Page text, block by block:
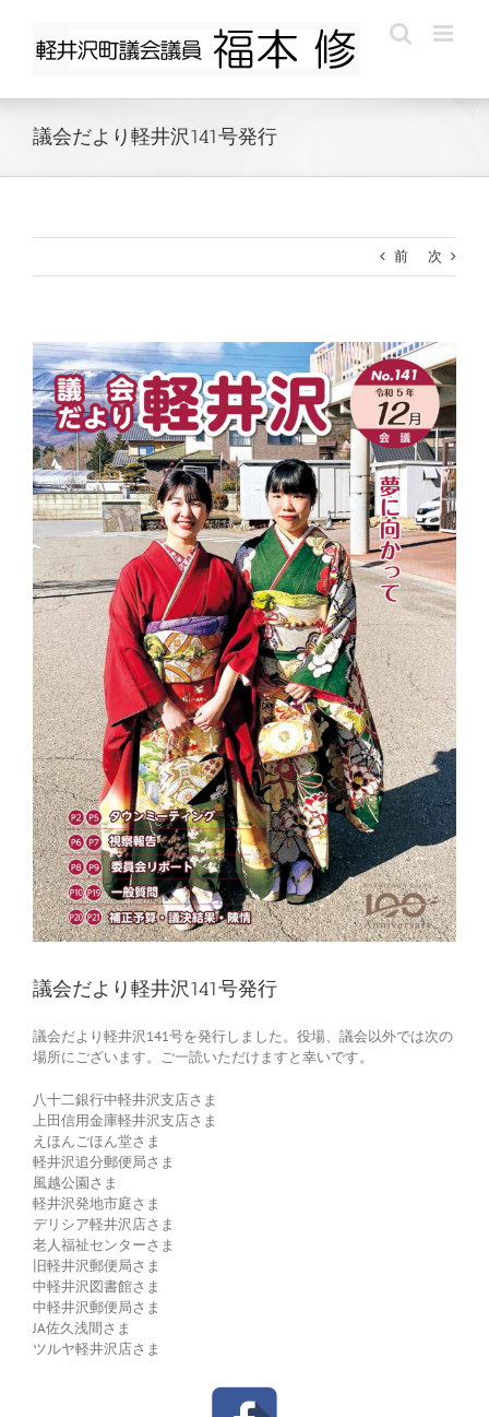
content
議会だより軽井沢141号発行
前 次
View
Larger
Image
議会だより軽井沢141号発行
議会だより軽井沢141号を発行しました。役場、議会以外では次の
場所にございます。ご一読いただけますと幸いです。
八十二銀行中軽井沢支店さま
上田信用金庫軽井沢支店さま
えほんごほん堂さま
軽井沢追分郵便局さま
風越公園さま
軽井沢発地市庭さま
デリシア軽井沢店さま
老人福祉センターさま
旧軽井沢郵便局さま
中軽井沢図書館さま
中軽井沢郵便局さま
JA佐久浅間さま
ツルヤ軽井沢店さま